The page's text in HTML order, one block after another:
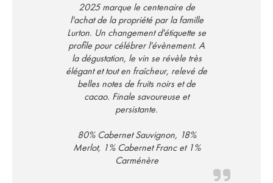
2025 marque le centenaire de
l'achat de la propriété par la famille
Lurton. Un changement d'étiquette se
profile pour célébrer l'évènement. A
la dégustation, le vin se révèle très
élégant et tout en fraîcheur, relevé de
belles notes de fruits noirs et de
cacao. Finale savoureuse et
persistante.
80% Cabernet Sauvignon, 18%
Merlot, 1% Cabernet Franc et 1%
Carménère